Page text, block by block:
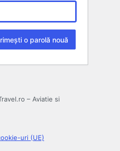
– Aviatie si
uri (UE)